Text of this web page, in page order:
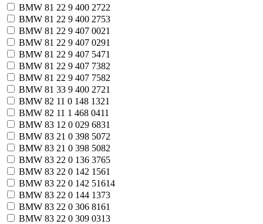
BMW 81 22 9 400 2722
BMW 81 22 9 400 2753
BMW 81 22 9 407 0021
BMW 81 22 9 407 0291
BMW 81 22 9 407 5471
BMW 81 22 9 407 7382
BMW 81 22 9 407 7582
BMW 81 33 9 400 2721
BMW 82 11 0 148 1321
BMW 82 11 1 468 0411
BMW 83 12 0 029 6831
BMW 83 21 0 398 5072
BMW 83 21 0 398 5082
BMW 83 22 0 136 3765
BMW 83 22 0 142 1561
BMW 83 22 0 142 51614
BMW 83 22 0 144 1373
BMW 83 22 0 306 8161
BMW 83 22 0 309 0313